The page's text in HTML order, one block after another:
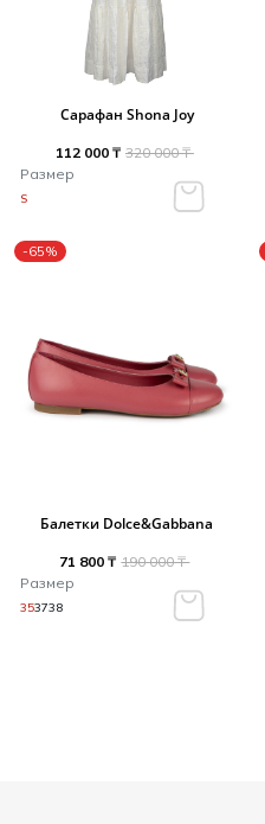
Сарафан Shona Joy
112 000 ₸ 320 000 ₸
Размер
S
-65%
Балетки Dolce&Gabbana
71 800 ₸ 190 000 ₸
Размер
353738